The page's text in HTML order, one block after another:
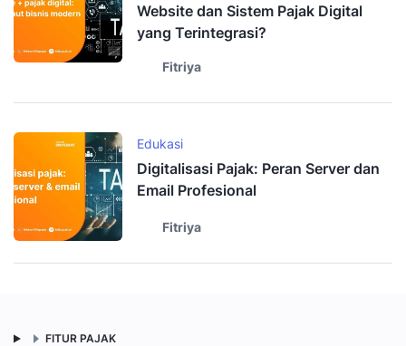
Website dan Sistem Pajak Digital
yang Terintegrasi?
Fitriya
Edukasi
Digitalisasi Pajak: Peran Server dan
Email Profesional
Fitriya
FITUR PAJAK